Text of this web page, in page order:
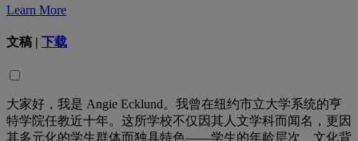
Learn More
文稿 | 下载
大家好，我是 Angie Ecklund。我曾在纽约市立大学系统的亨
特学院任教近十年。这所学校不仅因其人文学科而闻名，更因
其多元化的学生群体而独具特色——学生的年龄层次、文化背